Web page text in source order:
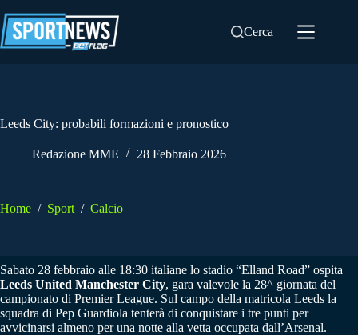
al
contenuto
Cerca
Leeds City: probabili formazioni e pronostico
Redazione MME 28 Febbraio 2026
Home / Sport / Calcio
Sabato 28 febbraio alle 18:30 italiane lo stadio “Elland Road” ospita
Leeds United Manchester City, gara valevole la 28^ giornata del
campionato di Premier League. Sul campo della matricola Leeds la
squadra di Pep Guardiola tenterà di conquistare i tre punti per
avvicinarsi almeno per una notte alla vetta occupata dall’Arsenal.